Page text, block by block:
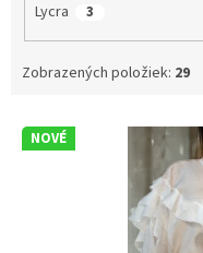
Lycra 3
Zobrazených položiek: 29
V NOVÉ